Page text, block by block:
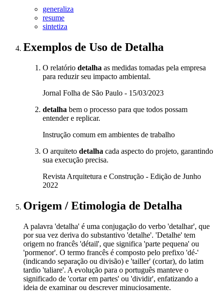
generaliza
resume
sintetiza
Exemplos de Uso de Detalha
O relatório detalha as medidas tomadas pela empresa
para reduzir seu impacto ambiental.
Jornal Folha de São Paulo - 15/03/2023
detalha bem o processo para que todos possam
entender e replicar.
Instrução comum em ambientes de trabalho
O arquiteto detalha cada aspecto do projeto, garantindo
sua execução precisa.
Revista Arquitetura e Construção - Edição de Junho
2022
Origem / Etimologia de Detalha
A palavra 'detalha' é uma conjugação do verbo 'detalhar', que
por sua vez deriva do substantivo 'detalhe'. 'Detalhe' tem
origem no francês 'détail', que significa 'parte pequena' ou
'pormenor'. O termo francês é composto pelo prefixo 'dé-'
(indicando separação ou divisão) e 'tailler' (cortar), do latim
tardio 'taliare'. A evolução para o português manteve o
significado de 'cortar em partes' ou 'dividir', enfatizando a
ideia de examinar ou descrever minuciosamente.